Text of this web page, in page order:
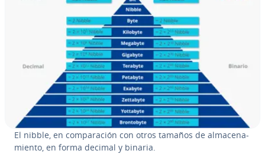
El nibble, en co­m­pa­ra­ción con otros tamaños de al­ma­ce­na­
mie­n­to, en forma decimal y binaria.